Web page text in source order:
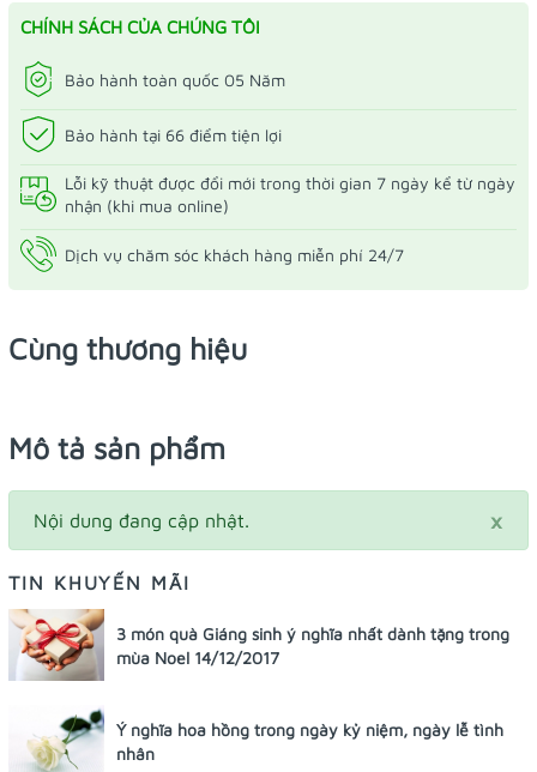
CHÍNH SÁCH CỦA CHÚNG TÔI
Bảo hành toàn quốc 05 Năm
Bảo hành tại 66 điểm tiện lợi
Lỗi kỹ thuật được đổi mới trong thời gian 7 ngày kể từ ngày
nhận (khi mua online)
Dịch vụ chăm sóc khách hàng miễn phí 24/7
Cùng thương hiệu
Mô tả sản phẩm
×
Nội dung đang cập nhật.
TIN KHUYẾN MÃI
3 món quà Giáng sinh ý nghĩa nhất dành tặng trong
mùa Noel 14/12/2017
Ý nghĩa hoa hồng trong ngày kỷ niệm, ngày lễ tình
nhân